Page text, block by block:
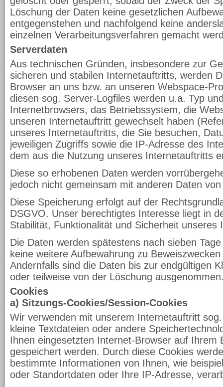
Löschung der Daten keine gesetzlichen
entgegenstehen und nachfolgend keine
einzelnen Verarbeitungsverfahren gemacht
Serverdaten
Aus technischen Gründen, insbesondere zur
sicheren und stabilen Internetauftritts, werden
Browser an uns bzw. an unseren Webspace-
diesen sog. Server-Logfiles werden u.a. Typ
Internetbrowsers, das Betriebssystem, die
unseren Internetauftritt gewechselt haben
unseres Internetauftritts, die Sie besuchen,
jeweiligen Zugriffs sowie die IP-Adresse des
dem aus die Nutzung unseres Internetauftritts
Diese so erhobenen Daten werden
jedoch nicht gemeinsam mit anderen Daten
Diese Speicherung erfolgt auf der
DSGVO. Unser berechtigtes Interesse liegt in
Stabilität, Funktionalität und Sicherheit unseres
Die Daten werden spätestens nach sieben
keine weitere Aufbewahrung zu
Andernfalls sind die Daten bis zur endgültigen
oder teilweise von der Löschung
Cookies
a) Sitzungs-Cookies/Session-Cookies
Wir verwenden mit unserem Internetauftritt
kleine Textdateien oder andere
Ihnen eingesetzten Internet-Browser auf Ihrem
gespeichert werden. Durch diese Cookies
bestimmte Informationen von Ihnen, wie
oder Standortdaten oder Ihre IP-Adresse,